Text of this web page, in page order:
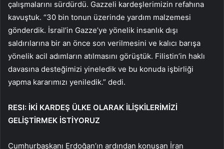
çalışmalarını sürdürdü. Gazzeli kardeşlerimizin refahına
kavuştuk. “30 bin tonun üzerinde yardım malzemesi
gönderdik. İsrail’in Gazze’ye yönelik insanlık dışı
saldırılarına bir an önce son verilmesini ve kalıcı barışa
yönelik acil adımların atılmasını görüştük. Filistin’in haklı
davasına desteğimizi yineledik ve bu konuda işbirliği
yapma kararımızı yeniledik.” dedi.
RESI: İKİ KARDEŞ ÜLKE OLARAK İLİŞKİLERİMİZİ
GELİŞTİRMEK İSTİYORUZ
Cumhurbaşkanı Erdoğan’ın ardından konuşan İran